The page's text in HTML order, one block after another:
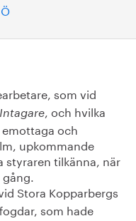
Ö
som vid
Intagare, och hvilka
och
upkommande
styraren tilkänna, när
gång.
Stora Kopparbergs
som hade